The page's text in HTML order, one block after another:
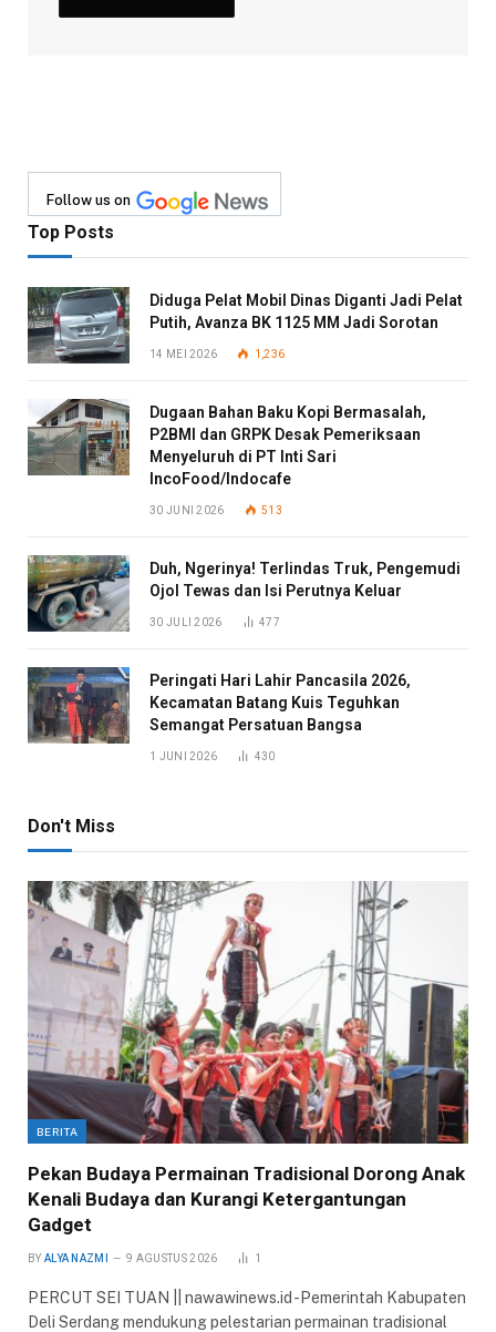
Follow us on
Top Posts
Diduga Pelat Mobil Dinas Diganti Jadi Pelat
Putih, Avanza BK 1125 MM Jadi Sorotan
14 MEI 2026 1,236
Dugaan Bahan Baku Kopi Bermasalah,
P2BMI dan GRPK Desak Pemeriksaan
Menyeluruh di PT Inti Sari
IncoFood/Indocafe
30 JUNI 2026 513
Duh, Ngerinya! Terlindas Truk, Pengemudi
Ojol Tewas dan Isi Perutnya Keluar
30 JULI 2026 477
Peringati Hari Lahir Pancasila 2026,
Kecamatan Batang Kuis Teguhkan
Semangat Persatuan Bangsa
1 JUNI 2026 430
Don't Miss
BERITA
Pekan Budaya Permainan Tradisional Dorong Anak
Kenali Budaya dan Kurangi Ketergantungan
Gadget
BY ALYA NAZMI 9 AGUSTUS 2026 1
PERCUT SEI TUAN || nawawinews.id -Pemerintah Kabupaten
Deli Serdang mendukung pelestarian permainan tradisional